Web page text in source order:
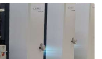
этикетки Plus330
Rhyguan. Ее поставку,
специалисты